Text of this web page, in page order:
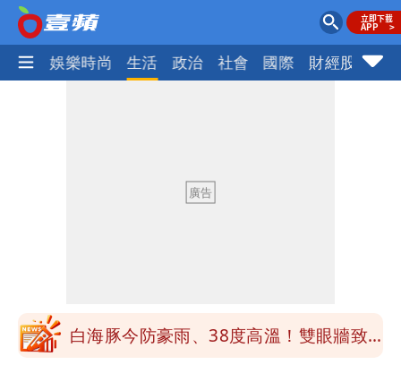
熱門 娛樂時尚 生活 政治 社會 國際 財經股市
王世堅抱兒舊照曝光！網友驚：年輕是大
次可買27杯
白海豚今防豪雨、38度高溫！雙眼牆致